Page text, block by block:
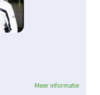
Meer informatie